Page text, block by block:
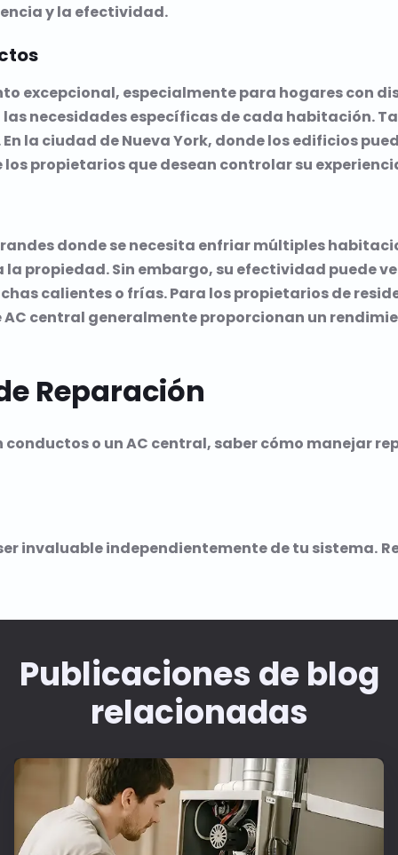
y la efectividad.
excepcional, especialmente para hogares con
necesidades específicas de cada habitación.
la ciudad de Nueva York, donde los edificios
propietarios que desean controlar su
donde se necesita enfriar múltiples
propiedad. Sin embargo, su efectividad puede
calientes o frías. Para los propietarios de
central generalmente proporcionan un
Reparación
o un AC central, saber cómo manejar
invaluable independientemente de tu sistema.
Publicaciones de blog
relacionadas